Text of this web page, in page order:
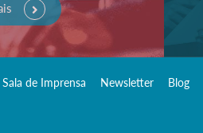
Sala de Imprensa Newsletter Blog